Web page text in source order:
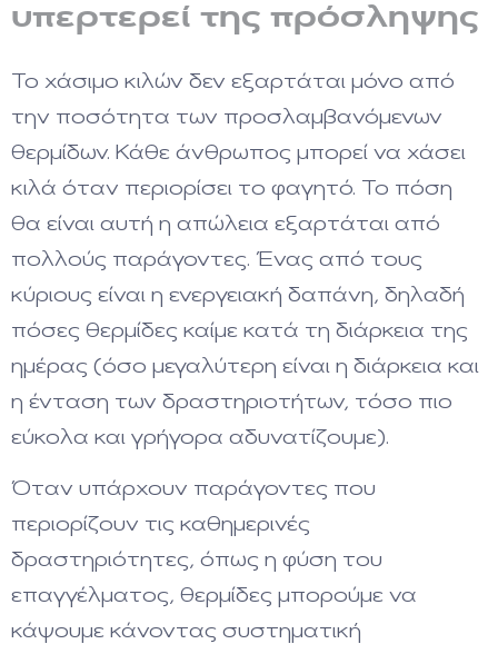
υπερτερεί της πρόσληψης
Το χάσιμο κιλών δεν εξαρτάται μόνο από
την ποσότητα των προσλαμβανόμενων
θερμίδων. Κάθε άνθρωπος μπορεί να χάσει
κιλά όταν περιορίσει το φαγητό. Το πόση
θα είναι αυτή η απώλεια εξαρτάται από
πολλούς παράγοντες. Ένας από τους
κύριους είναι η ενεργειακή δαπάνη, δηλαδή
πόσες θερμίδες καίμε κατά τη διάρκεια της
ημέρας (όσο μεγαλύτερη είναι η διάρκεια και
η ένταση των δραστηριοτήτων, τόσο πιο
εύκολα και γρήγορα αδυνατίζουμε).
Όταν υπάρχουν παράγοντες που
περιορίζουν τις καθημερινές
δραστηριότητες, όπως η φύση του
επαγγέλματος, θερμίδες μπορούμε να
κάψουμε κάνοντας συστηματική